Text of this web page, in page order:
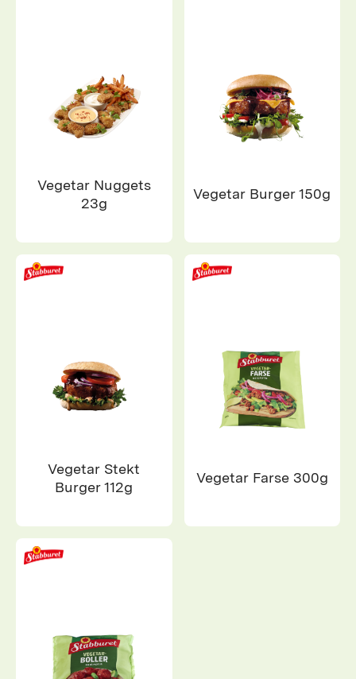
Vegetar Nuggets
23g
Vegetar Burger 150g
Vegetar Stekt
Burger 112g
Vegetar Farse 300g